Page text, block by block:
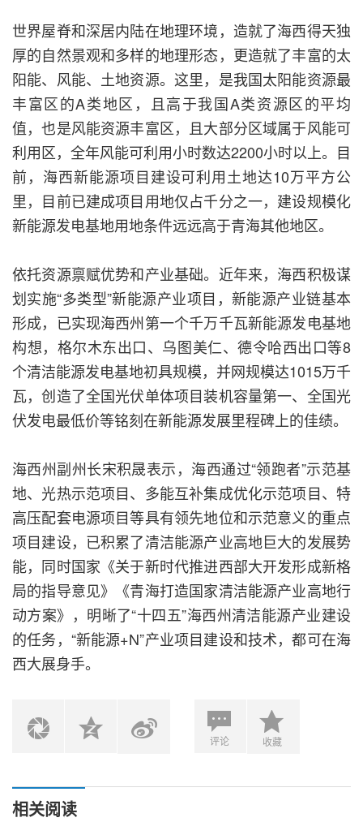
世界屋脊和深居内陆在地理环境，造就了海西得天独
厚的自然景观和多样的地理形态，更造就了丰富的太
阳能、风能、土地资源。这里，是我国太阳能资源最
丰富区的A类地区，且高于我国A类资源区的平均
值，也是风能资源丰富区，且大部分区域属于风能可
利用区，全年风能可利用小时数达2200小时以上。目
前，海西新能源项目建设可利用土地达10万平方公
里，目前已建成项目用地仅占千分之一，建设规模化
新能源发电基地用地条件远远高于青海其他地区。
依托资源禀赋优势和产业基础。近年来，海西积极谋
划实施“多类型”新能源产业项目，新能源产业链基本
形成，已实现海西州第一个千万千瓦新能源发电基地
构想，格尔木东出口、乌图美仁、德令哈西出口等8
个清洁能源发电基地初具规模，并网规模达1015万千
瓦，创造了全国光伏单体项目装机容量第一、全国光
伏发电最低价等铭刻在新能源发展里程碑上的佳绩。
海西州副州长宋积晟表示，海西通过“领跑者”示范基
地、光热示范项目、多能互补集成优化示范项目、特
高压配套电源项目等具有领先地位和示范意义的重点
项目建设，已积累了清洁能源产业高地巨大的发展势
能，同时国家《关于新时代推进西部大开发形成新格
局的指导意见》《青海打造国家清洁能源产业高地行
动方案》，明晰了“十四五”海西州清洁能源产业建设
的任务，“新能源+N”产业项目建设和技术，都可在海
西大展身手。
评论 收藏
相关阅读